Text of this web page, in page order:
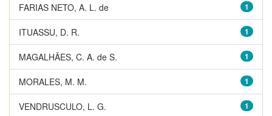
1
FARIAS NETO, A. L. de
1
ITUASSU, D. R.
1
MAGALHÃES, C. A. de S.
1
MORALES, M. M.
1
VENDRUSCULO, L. G.